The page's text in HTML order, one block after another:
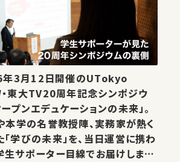
3月12日開催のUTokyo
東大TV20周年記念シンポジウ
ープンエデュケーションの未来」。
本学の名誉教授陣、実務家が熱く
「学びの未来」を、当日運営に携わ
生サポーター目線でお届けしま